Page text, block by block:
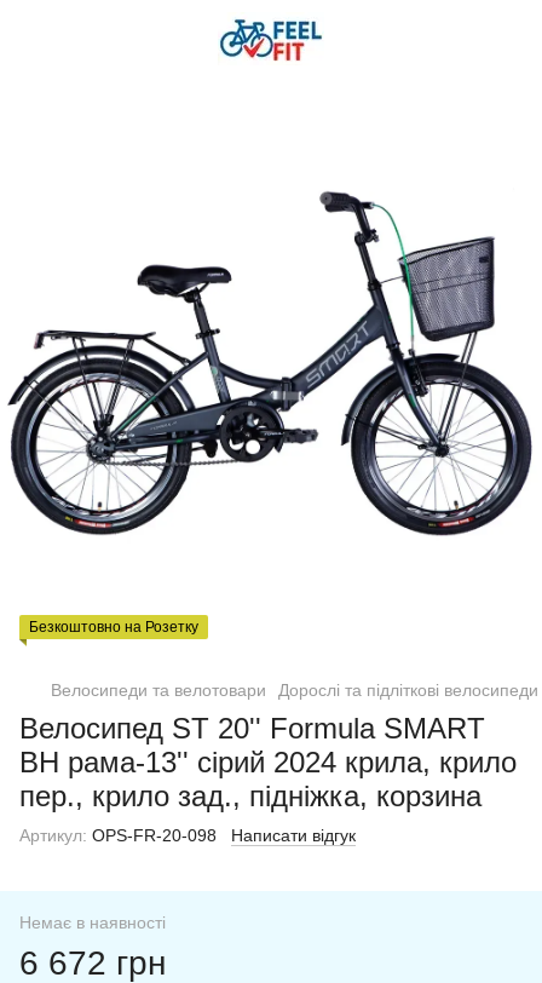
Безкоштовно на Розетку
Велосипеди та велотовари Дорослі та підліткові велосипеди
Велосипед ST 20'' Formula SMART
BH рама-13'' сірий 2024 крила, крило
пер., крило зад., підніжка, корзина
Артикул: OPS-FR-20-098 Написати відгук
Немає в наявності
6 672 грн